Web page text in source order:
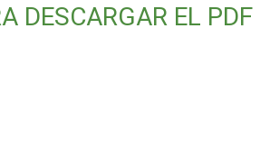
DESCARGAR EL PDF